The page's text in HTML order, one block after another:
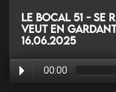
Le Bocal 51 -
veut en
16.06.2025
00:00